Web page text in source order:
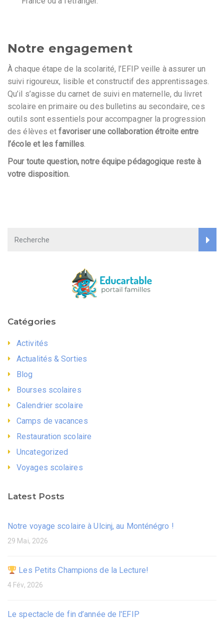
Notre engagement
À chaque étape de la scolarité, l’EFIP veille à assurer un
suivi rigoureux, lisible et constructif des apprentissages.
Qu’il s’agisse du carnet de suivi en maternelle, du livret
scolaire en primaire ou des bulletins au secondaire, ces
outils sont essentiels pour accompagner la progression
des élèves etfavoriser une collaboration étroite entre
l’école et les familles.
Pour toute question, notre équipe pédagogique reste à
votre disposition.
Catégories
Activités
Actualités & Sorties
Blog
Bourses scolaires
Calendrier scolaire
Camps de vacances
Restauration scolaire
Uncategorized
Voyages scolaires
Latest Posts
Notre voyage scolaire à Ulcinj, au Monténégro !
29 Mai, 2026
Les Petits Champions de la Lecture!
4 Fév, 2026
Le spectacle de fin d’année de l'EFIP